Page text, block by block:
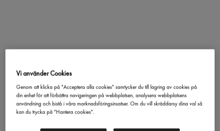
Ida Storkök
233,09 kr/st
Vi använder Cookies
Genom att klicka på "Acceptera alla cookies" samtycker du till lagring av cookies på
din enhet för att förbättra navigeringen på webbplatsen, analysera webbplatsens
användning och bistå i våra marknadsföringsinsatser. Om du vill skräddarsy dina val så
kan du trycka på "Hantera cookies".